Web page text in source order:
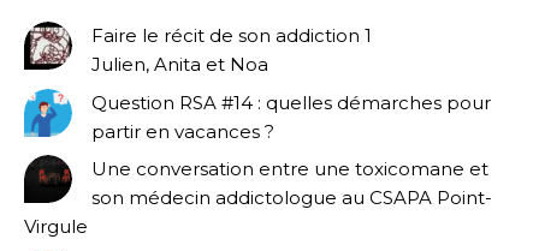
Faire le récit de son addiction 1
Julien, Anita et Noa
Question RSA #14 : quelles démarches pour
partir en vacances ?
Une conversation entre une toxicomane et
son médecin addictologue au CSAPA Point-
Virgule